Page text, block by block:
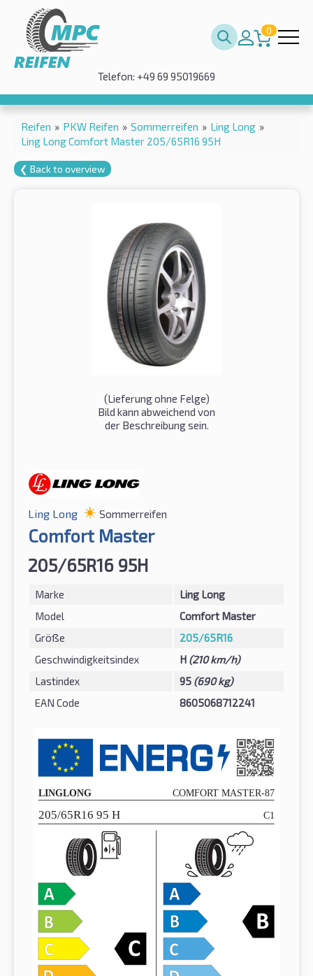
0
Telefon: +49 69 95019669
Reifen » PKW Reifen » Sommerreifen » Ling Long »
Ling Long Comfort Master 205/65R16 95H
❮ Back to overview
(Lieferung ohne Felge)
Bild kann abweichend von
der Beschreibung sein.
Ling Long Sommerreifen
Comfort Master
205/65R16 95H
Marke
Ling Long
Model
Comfort Master
Größe
205/65R16
Geschwindigkeitsindex
H (210 km/h)
Lastindex
95 (690 kg)
EAN Code
8605068712241